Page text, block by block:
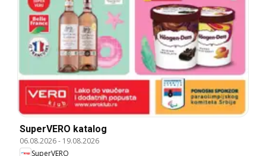
SuperVERO katalog
06.08.2026- 19.08.2026
SuperVERO